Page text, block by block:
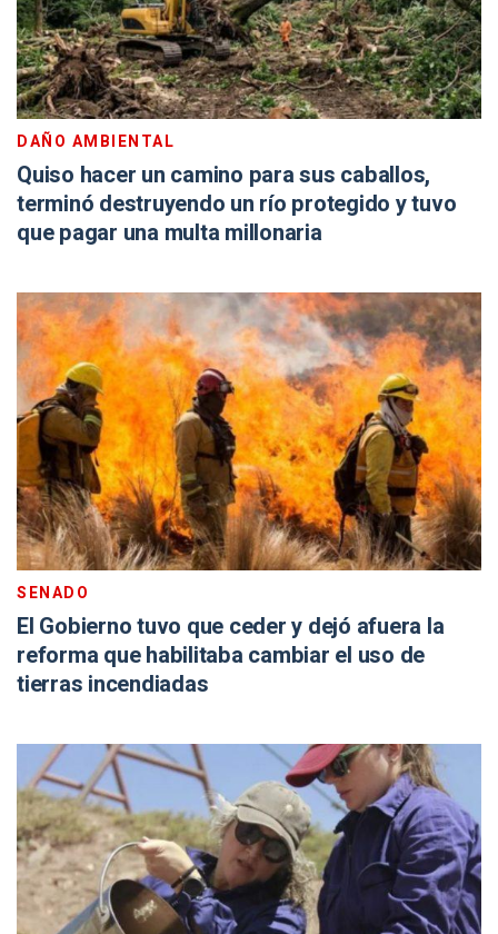
DAÑO AMBIENTAL
Quiso hacer un camino para sus caballos,
terminó destruyendo un río protegido y tuvo
que pagar una multa millonaria
SENADO
El Gobierno tuvo que ceder y dejó afuera la
reforma que habilitaba cambiar el uso de
tierras incendiadas